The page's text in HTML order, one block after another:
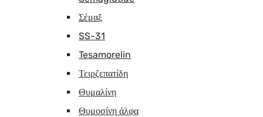
Σέμαξ
SS-31
Tesamorelin
Τειρζεπατίδη
Θυμαλίνη
Θυμοσίνη άλφα